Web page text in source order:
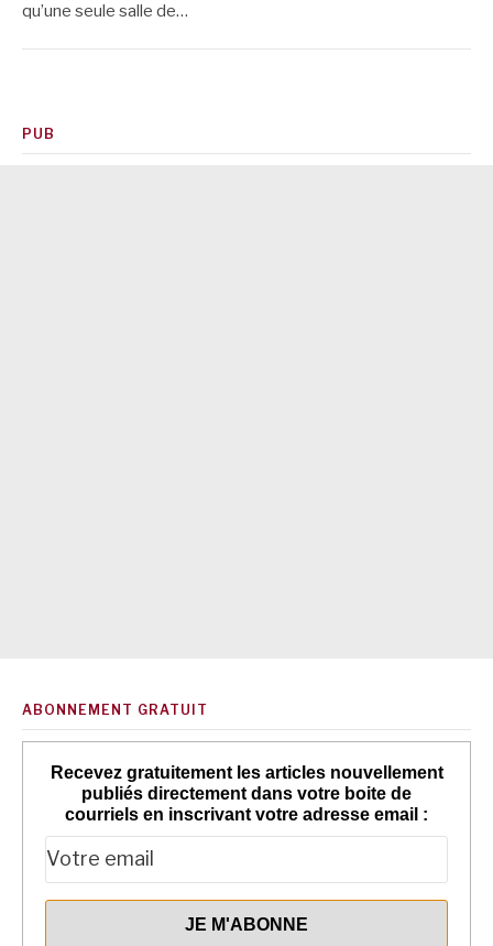
qu’une seule salle de…
PUB
ABONNEMENT GRATUIT
Recevez gratuitement les articles nouvellement
publiés directement dans votre boite de
courriels en inscrivant votre adresse email :